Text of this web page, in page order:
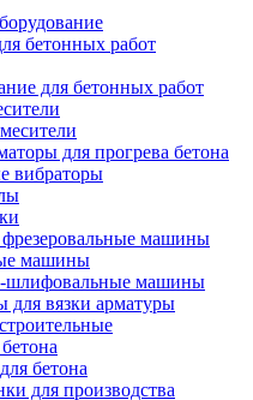
бетонных работ
для бетонных работ
для прогрева бетона
вибраторы
машины
машины
шлифовальные машины
для вязки арматуры
бетона
для производства